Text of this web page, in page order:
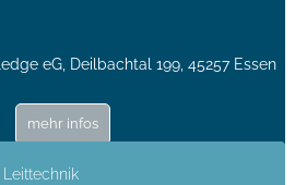
eG, Deilbachtal 199, 45257 Essen
mehr infos